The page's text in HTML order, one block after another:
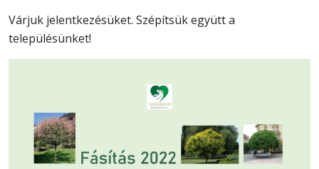
Várjuk jelentkezésüket. Szépítsük együtt a
településünket!